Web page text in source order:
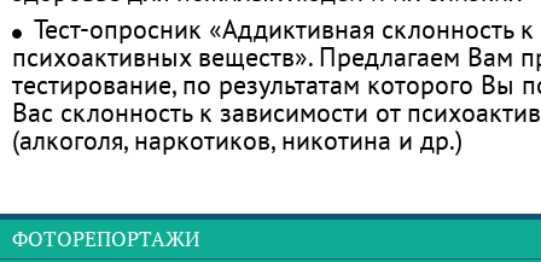
Тест-опросник «Аддиктивная склонность
психоактивных веществ». Предлагаем Вам
тестирование, по результатам которого Вы
Вас склонность к зависимости от
(алкоголя, наркотиков, никотина и др.)
ФОТОРЕПОРТАЖИ